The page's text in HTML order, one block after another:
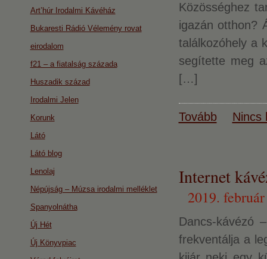
Közösséghez
igazán otthon?
találkozóhely a
segítette meg
[…]
Tovább Nincs
Internet
2019.
Dancs-kávézó
frekventálja a
Art’húr Irodalmi Kávéház
Bukaresti Rádió Vélemény rovat
eirodalom
f21 – a fiatalság százada
Huszadik század
Irodalmi Jelen
Korunk
Látó
Látó blog
Lenolaj
Népújság – Múzsa irodalmi melléklet
Spanyolnátha
Új Hét
Új Könyvpiac